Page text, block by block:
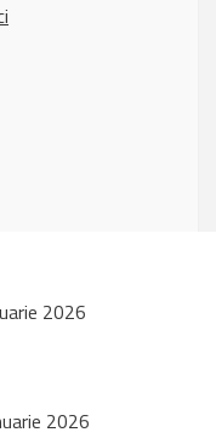
2026
2026